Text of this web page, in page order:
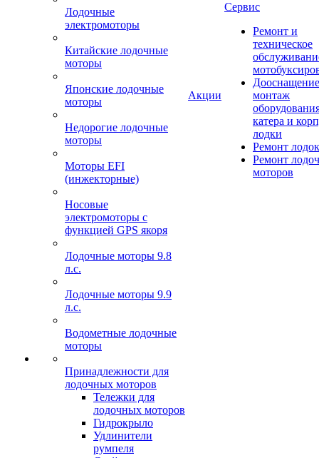
Лодочные
электромоторы
Китайские лодочные
моторы
Японские лодочные
моторы
Недорогие лодочные
моторы
Моторы EFI
(инжекторные)
Носовые
электромоторы с
функцией GPS якоря
Лодочные моторы 9.8
л.с.
Лодочные моторы 9.9
л.с.
Водометные лодочные
моторы
Принадлежности для
лодочных моторов
Тележки для
лодочных моторов
Гидрокрыло
Удлинители
румпеля
Акции
Сервис
Ремонт и
техническое
монтаж
катера и
лодки
Ремонт
Ремонт
моторов